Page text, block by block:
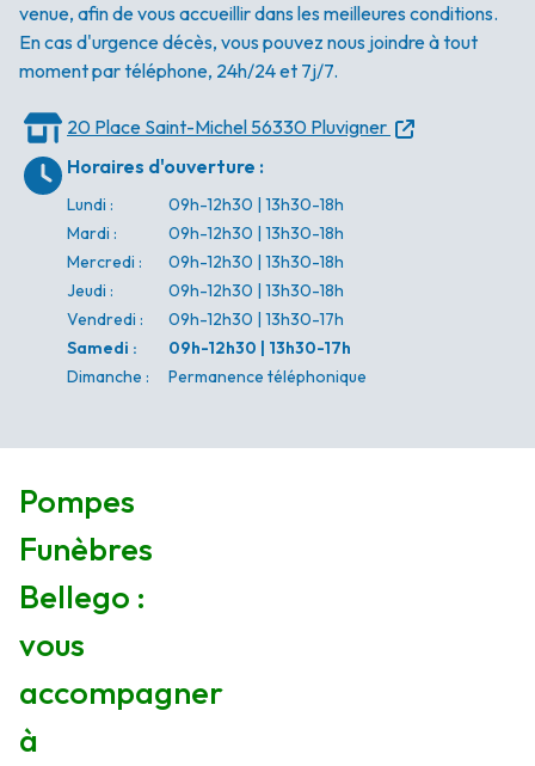
venue, afin de vous accueillir dans les meilleures conditions.
En cas d'urgence décès, vous pouvez nous joindre à tout
moment par téléphone, 24h/24 et 7j/7.
20 Place Saint-Michel 56330 Pluvigner
Horaires d'ouverture :
Lundi :
09h-12h30 | 13h30-18h
Mardi :
09h-12h30 | 13h30-18h
Mercredi :
09h-12h30 | 13h30-18h
Jeudi :
09h-12h30 | 13h30-18h
Vendredi :
09h-12h30 | 13h30-17h
Samedi :
09h-12h30 | 13h30-17h
Dimanche : Permanence téléphonique
Pompes
Funèbres
Bellego :
vous
accompagner
à